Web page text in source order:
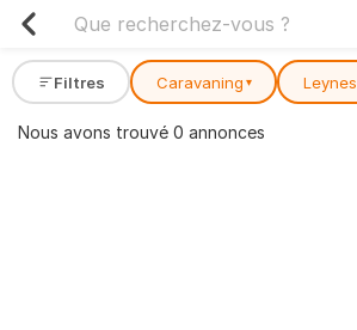
Filtres Caravaning ▾ Leynes
Nous avons trouvé 0 annonces